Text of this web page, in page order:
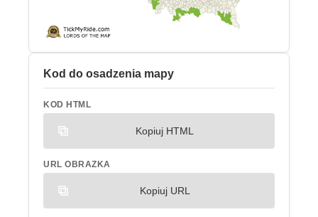
Kod do osadzenia mapy
KOD HTML
Kopiuj HTML
URL OBRAZKA
Kopiuj URL